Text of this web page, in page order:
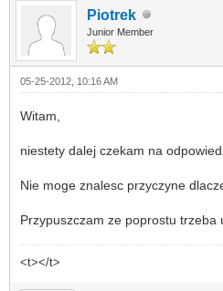
Piotrek
Junior Member
05-25-2012, 10:16 AM
Witam,
niestety dalej czekam na
Nie moge znalesc przyczyne
Przypuszczam ze poprostu trzeba
<t></t>